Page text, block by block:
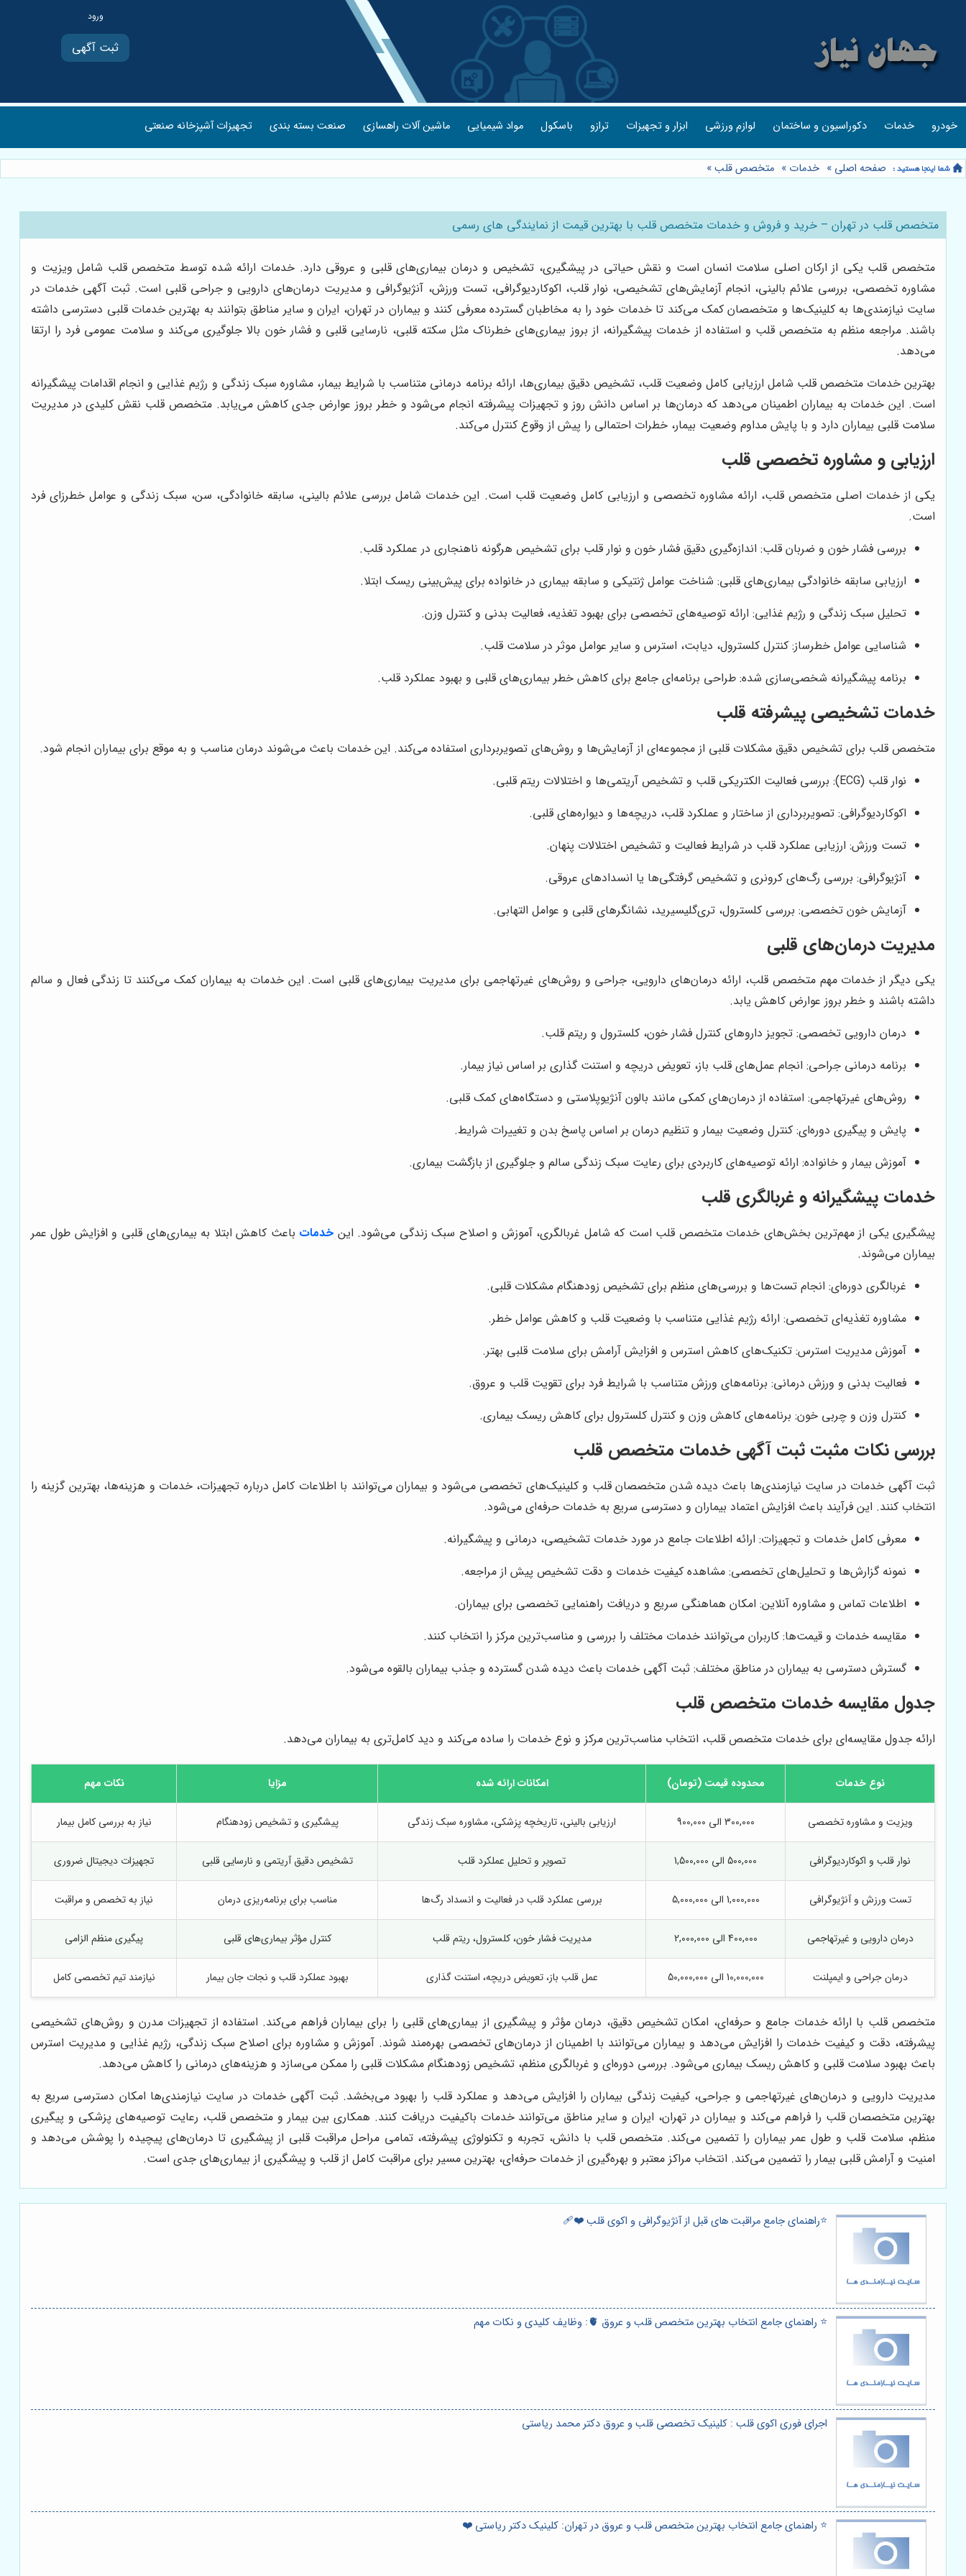
ثبت آگهی
خودرو خدمات دکوراسیون و ساختمان لوازم ورزشی ابزار و تجهیزات ترازو باسکول مواد شیمیایی ماشین آلات راهسازی صنعت بسته بندی تجهیزات آشپزخانه صنعتی
صفحه اصلی » خدمات » متخصص قلب»
متخصص قلب در تهران – خرید و فروش و خدمات متخصص قلب با بهترین قیمت از نمایندگی های رسمی
متخصص قلب یکی از ارکان اصلی سلامت انسان است و نقش حیاتی در پیشگیری، تشخیص و درمان بیماری‌های قلبی و عروقی دارد. خدمات ارائه شده توسط متخصص قلب شامل ویزیت و
مشاوره تخصصی، بررسی علائم بالینی، انجام آزمایش‌های تشخیصی، نوار قلب، اکوکاردیوگرافی، تست ورزش، آنژیوگرافی و مدیریت درمان‌های دارویی و جراحی قلبی است. ثبت آگهی خدمات در
سایت نیازمندی‌ها به کلینیک‌ها و متخصصان کمک می‌کند تا خدمات خود را به مخاطبان گسترده معرفی کنند و بیماران در تهران، ایران و سایر مناطق بتوانند به بهترین خدمات قلبی دسترسی داشته
باشند. مراجعه منظم به متخصص قلب و استفاده از خدمات پیشگیرانه، از بروز بیماری‌های خطرناک مثل سکته قلبی، نارسایی قلبی و فشار خون بالا جلوگیری می‌کند و سلامت عمومی فرد را ارتقا
می‌دهد.
بهترین خدمات متخصص قلب شامل ارزیابی کامل وضعیت قلب، تشخیص دقیق بیماری‌ها، ارائه برنامه درمانی متناسب با شرایط بیمار، مشاوره سبک زندگی و رژیم غذایی و انجام اقدامات پیشگیرانه
است. این خدمات به بیماران اطمینان می‌دهد که درمان‌ها بر اساس دانش روز و تجهیزات پیشرفته انجام می‌شود و خطر بروز عوارض جدی کاهش می‌یابد. متخصص قلب نقش کلیدی در مدیریت
سلامت قلبی بیماران دارد و با پایش مداوم وضعیت بیمار، خطرات احتمالی را پیش از وقوع کنترل می‌کند.
ارزیابی و مشاوره تخصصی قلب
یکی از خدمات اصلی متخصص قلب، ارائه مشاوره تخصصی و ارزیابی کامل وضعیت قلب است. این خدمات شامل بررسی علائم بالینی، سابقه خانوادگی، سن، سبک زندگی و عوامل خطرزای فرد
است.
بررسی فشار خون و ضربان قلب: اندازه‌گیری دقیق فشار خون و نوار قلب برای تشخیص هرگونه ناهنجاری در عملکرد قلب.
ارزیابی سابقه خانوادگی بیماری‌های قلبی: شناخت عوامل ژنتیکی و سابقه بیماری در خانواده برای پیش‌بینی ریسک ابتلا.
تحلیل سبک زندگی و رژیم غذایی: ارائه توصیه‌های تخصصی برای بهبود تغذیه، فعالیت بدنی و کنترل وزن.
شناسایی عوامل خطرساز: کنترل کلسترول، دیابت، استرس و سایر عوامل موثر در سلامت قلب.
برنامه پیشگیرانه شخصی‌سازی شده: طراحی برنامه‌ای جامع برای کاهش خطر بیماری‌های قلبی و بهبود عملکرد قلب.
خدمات تشخیصی پیشرفته قلب
متخصص قلب برای تشخیص دقیق مشکلات قلبی از مجموعه‌ای از آزمایش‌ها و روش‌های تصویربرداری استفاده می‌کند. این خدمات باعث می‌شوند درمان مناسب و به موقع برای بیماران انجام شود.
نوار قلب (ECG): بررسی فعالیت الکتریکی قلب و تشخیص آریتمی‌ها و اختلالات ریتم قلبی.
اکوکاردیوگرافی: تصویربرداری از ساختار و عملکرد قلب، دریچه‌ها و دیواره‌های قلبی.
تست ورزش: ارزیابی عملکرد قلب در شرایط فعالیت و تشخیص اختلالات پنهان.
آنژیوگرافی: بررسی رگ‌های کرونری و تشخیص گرفتگی‌ها یا انسدادهای عروقی.
آزمایش خون تخصصی: بررسی کلسترول، تری‌گلیسیرید، نشانگرهای قلبی و عوامل التهابی.
مدیریت درمان‌های قلبی
یکی دیگر از خدمات مهم متخصص قلب، ارائه درمان‌های دارویی، جراحی و روش‌های غیرتهاجمی برای مدیریت بیماری‌های قلبی است. این خدمات به بیماران کمک می‌کنند تا زندگی فعال و سالم
داشته باشند و خطر بروز عوارض کاهش یابد.
درمان دارویی تخصصی: تجویز داروهای کنترل فشار خون، کلسترول و ریتم قلب.
برنامه درمانی جراحی: انجام عمل‌های قلب باز، تعویض دریچه و استنت گذاری بر اساس نیاز بیمار.
روش‌های غیرتهاجمی: استفاده از درمان‌های کمکی مانند بالون آنژیوپلاستی و دستگاه‌های کمک قلبی.
پایش و پیگیری دوره‌ای: کنترل وضعیت بیمار و تنظیم درمان بر اساس پاسخ بدن و تغییرات شرایط.
آموزش بیمار و خانواده: ارائه توصیه‌های کاربردی برای رعایت سبک زندگی سالم و جلوگیری از بازگشت بیماری.
خدمات پیشگیرانه و غربالگری قلب
پیشگیری یکی از مهم‌ترین بخش‌های خدمات متخصص قلب است که شامل غربالگری، آموزش و اصلاح سبک زندگی می‌شود. این خدمات باعث کاهش ابتلا به بیماری‌های قلبی و افزایش طول عمر
بیماران می‌شوند.
غربالگری دوره‌ای: انجام تست‌ها و بررسی‌های منظم برای تشخیص زودهنگام مشکلات قلبی.
مشاوره تغذیه‌ای تخصصی: ارائه رژیم غذایی متناسب با وضعیت قلب و کاهش عوامل خطر.
آموزش مدیریت استرس: تکنیک‌های کاهش استرس و افزایش آرامش برای سلامت قلبی بهتر.
فعالیت بدنی و ورزش درمانی: برنامه‌های ورزش متناسب با شرایط فرد برای تقویت قلب و عروق.
کنترل وزن و چربی خون: برنامه‌های کاهش وزن و کنترل کلسترول برای کاهش ریسک بیماری.
بررسی نکات مثبت ثبت آگهی خدمات متخصص قلب
ثبت آگهی خدمات در سایت نیازمندی‌ها باعث دیده شدن متخصصان قلب و کلینیک‌های تخصصی می‌شود و بیماران می‌توانند با اطلاعات کامل درباره تجهیزات، خدمات و هزینه‌ها، بهترین گزینه را
انتخاب کنند. این فرآیند باعث افزایش اعتماد بیماران و دسترسی سریع به خدمات حرفه‌ای می‌شود.
معرفی کامل خدمات و تجهیزات: ارائه اطلاعات جامع در مورد خدمات تشخیصی، درمانی و پیشگیرانه.
نمونه گزارش‌ها و تحلیل‌های تخصصی: مشاهده کیفیت خدمات و دقت تشخیص پیش از مراجعه.
اطلاعات تماس و مشاوره آنلاین: امکان هماهنگی سریع و دریافت راهنمایی تخصصی برای بیماران.
مقایسه خدمات و قیمت‌ها: کاربران می‌توانند خدمات مختلف را بررسی و مناسب‌ترین مرکز را انتخاب کنند.
گسترش دسترسی به بیماران در مناطق مختلف: ثبت آگهی خدمات باعث دیده شدن گسترده و جذب بیماران بالقوه می‌شود.
جدول مقایسه خدمات متخصص قلب
ارائه جدول مقایسه‌ای برای خدمات متخصص قلب، انتخاب مناسب‌ترین مرکز و نوع خدمات را ساده می‌کند و دید کامل‌تری به بیماران می‌دهد.
نوع خدمات محدوده قیمت (تومان) امکانات ارائه شده مزایا نکات مهم
ویزیت و مشاوره تخصصی 300,000 الی 900,000 ارزیابی بالینی، تاریخچه پزشکی، مشاوره سبک زندگی پیشگیری و تشخیص زودهنگام نیاز به بررسی کامل بیمار
نوار قلب و اکوکاردیوگرافی 500,000 الی 1,500,000 تصویر و تحلیل عملکرد قلب تشخیص دقیق آریتمی و نارسایی قلبی تجهیزات دیجیتال ضروری
تست ورزش و آنژیوگرافی 1,000,000 الی 5,000,000 بررسی عملکرد قلب در فعالیت و انسداد رگ‌ها مناسب برای برنامه‌ریزی درمان نیاز به تخصص و مراقبت
درمان دارویی و غیرتهاجمی 400,000 الی 2,000,000 مدیریت فشار خون، کلسترول، ریتم قلب کنترل مؤثر بیماری‌های قلبی پیگیری منظم الزامی
درمان جراحی و ایمپلنت 10,000,000 الی 50,000,000 عمل قلب باز، تعویض دریچه، استنت گذاری بهبود عملکرد قلب و نجات جان بیمار نیازمند تیم تخصصی کامل
متخصص قلب با ارائه خدمات جامع و حرفه‌ای، امکان تشخیص دقیق، درمان مؤثر و پیشگیری از بیماری‌های قلبی را برای بیماران فراهم می‌کند. استفاده از تجهیزات مدرن و روش‌های تشخیصی
پیشرفته، دقت و کیفیت خدمات را افزایش می‌دهد و بیماران می‌توانند با اطمینان از درمان‌های تخصصی بهره‌مند شوند. آموزش و مشاوره برای اصلاح سبک زندگی، رژیم غذایی و مدیریت استرس
باعث بهبود سلامت قلبی و کاهش ریسک بیماری می‌شود. بررسی دوره‌ای و غربالگری منظم، تشخیص زودهنگام مشکلات قلبی را ممکن می‌سازد و هزینه‌های درمانی را کاهش می‌دهد.
مدیریت دارویی و درمان‌های غیرتهاجمی و جراحی، کیفیت زندگی بیماران را افزایش می‌دهد و عملکرد قلب را بهبود می‌بخشد. ثبت آگهی خدمات در سایت نیازمندی‌ها امکان دسترسی سریع به
بهترین متخصصان قلب را فراهم می‌کند و بیماران در تهران، ایران و سایر مناطق می‌توانند خدمات باکیفیت دریافت کنند. همکاری بین بیمار و متخصص قلب، رعایت توصیه‌های پزشکی و پیگیری
منظم، سلامت قلب و طول عمر بیماران را تضمین می‌کند. متخصص قلب با دانش، تجربه و تکنولوژی پیشرفته، تمامی مراحل مراقبت قلبی از پیشگیری تا درمان‌های پیچیده را پوشش می‌دهد و
امنیت و آرامش قلبی بیمار را تضمین می‌کند. انتخاب مراکز معتبر و بهره‌گیری از خدمات حرفه‌ای، بهترین مسیر برای مراقبت کامل از قلب و پیشگیری از بیماری‌های جدی است.
⭐️راهنمای جامع مراقبت های قبل از آنژیوگرافی و اکوی قلب ❤️‍🩹
⭐️ راهنمای جامع انتخاب بهترین متخصص قلب و عروق 🫀: وظایف کلیدی و نکات مهم
اجرای فوری اکوی قلب : کلینیک تخصصی قلب و عروق دکتر محمد ریاستی
⭐️ راهنمای جامع انتخاب بهترین متخصص قلب و عروق در تهران: کلینیک دکتر ریاستی ❤️